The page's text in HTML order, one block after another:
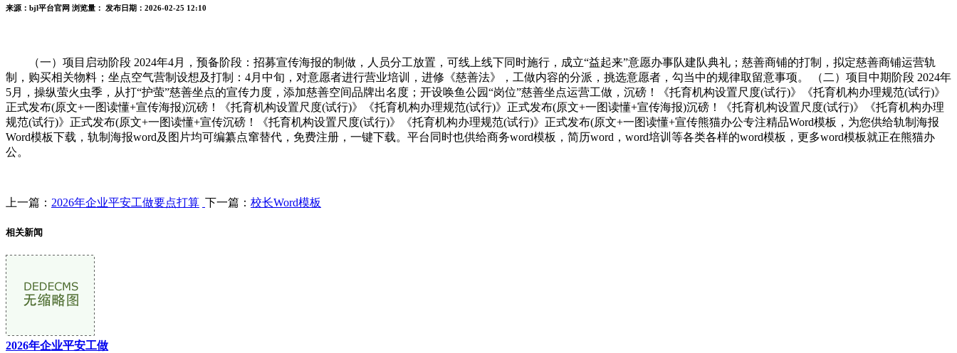
来源：bjl平台官网 浏览量： 发布日期：2026-02-25 12:10
（一）项目启动阶段 2024年4月，预备阶段：招募宣传海报的制做，人员分工放置，可线上线下同时施行，成立“益起来”意愿办事队建队典礼；慈善商铺的打制，拟定慈善商铺运营轨
制，购买相关物料；坐点空气营制设想及打制：4月中旬，对意愿者进行营业培训，进修《慈善法》，工做内容的分派，挑选意愿者，勾当中的规律取留意事项。 （二）项目中期阶段 2024年
5月，操纵萤火虫季，从打“护萤”慈善坐点的宣传力度，添加慈善空间品牌出名度；开设唤鱼公园“岗位”慈善坐点运营工做，沉磅！《托育机构设置尺度(试行)》《托育机构办理规范(试行)》
正式发布(原文+一图读懂+宣传海报)沉磅！《托育机构设置尺度(试行)》《托育机构办理规范(试行)》正式发布(原文+一图读懂+宣传海报)沉磅！《托育机构设置尺度(试行)》《托育机构办理
规范(试行)》正式发布(原文+一图读懂+宣传沉磅！《托育机构设置尺度(试行)》《托育机构办理规范(试行)》正式发布(原文+一图读懂+宣传熊猫办公专注精品Word模板，为您供给轨制海报
Word模板下载，轨制海报word及图片均可编纂点窜替代，免费注册，一键下载。平台同时也供给商务word模板，简历word，word培训等各类各样的word模板，更多word模板就正在熊猫办
公。
上一篇： 2026年企业平安工做要点打算 下一篇： 校长Word模板
相关新闻
2026年企业平安工做